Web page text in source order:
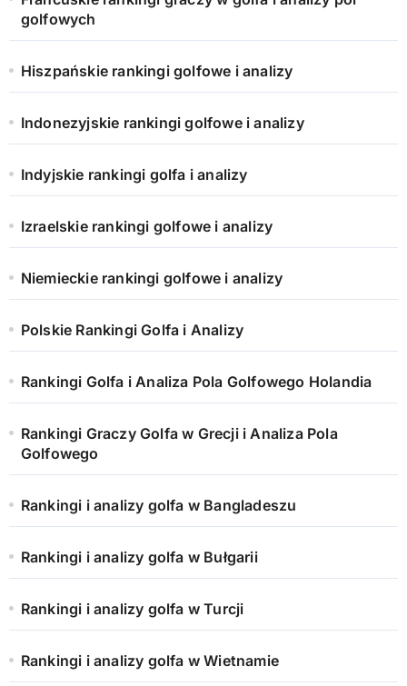
golfowych
Hiszpańskie rankingi golfowe i analizy
Indonezyjskie rankingi golfowe i analizy
Indyjskie rankingi golfa i analizy
Izraelskie rankingi golfowe i analizy
Niemieckie rankingi golfowe i analizy
Polskie Rankingi Golfa i Analizy
Rankingi Golfa i Analiza Pola Golfowego Holandia
Rankingi Graczy Golfa w Grecji i Analiza Pola
Golfowego
Rankingi i analizy golfa w Bangladeszu
Rankingi i analizy golfa w Bułgarii
Rankingi i analizy golfa w Turcji
Rankingi i analizy golfa w Wietnamie